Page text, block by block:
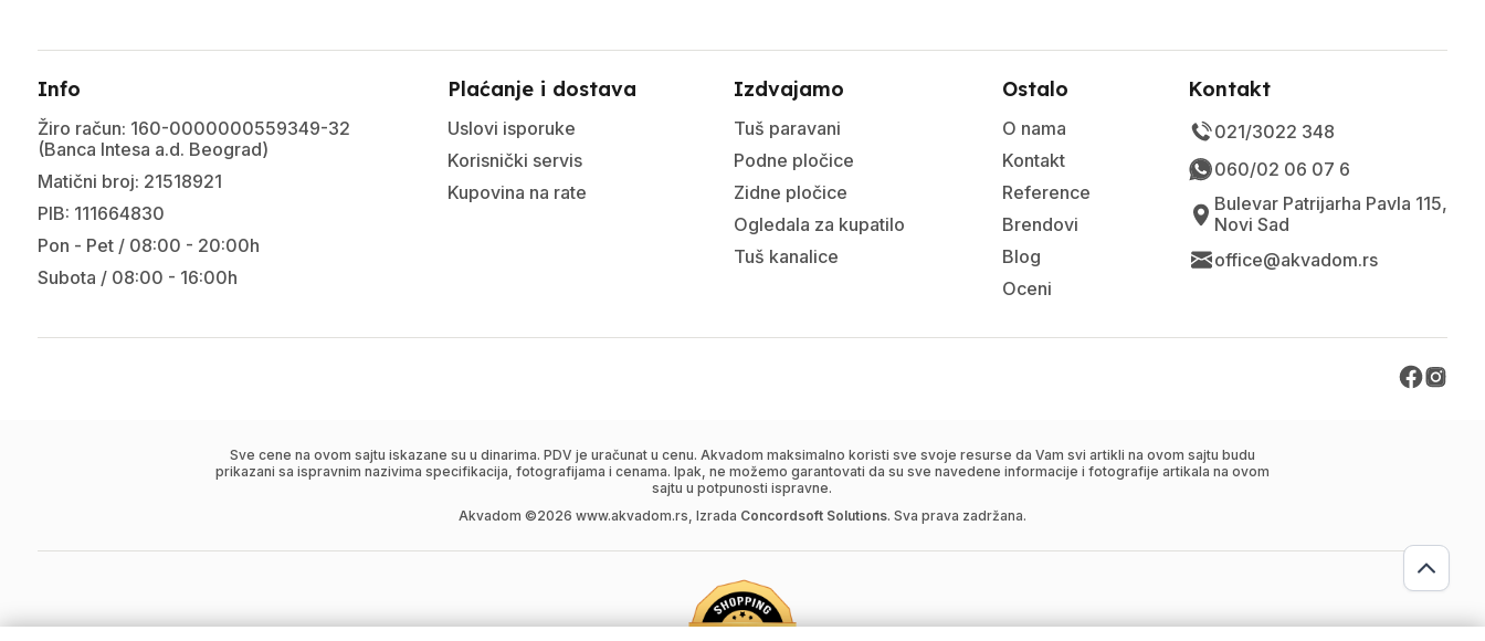
Info
Žiro račun: 160-0000000559349-32
(Banca Intesa a.d. Beograd)
Matični broj: 21518921
PIB: 111664830
Pon - Pet / 08:00 - 20:00h
Subota / 08:00 - 16:00h
Plaćanje i dostava
Uslovi isporuke
Korisnički servis
Kupovina na rate
Izdvajamo
Tuš paravani
Podne pločice
Zidne pločice
Ogledala za kupatilo
Tuš kanalice
Ostalo
O nama
Kontakt
Reference
Brendovi
Blog
Oceni
Kontakt
021/3022 348
060/02 06 07 6
Bulevar Patrijarha Pavla 115,
Novi Sad
office@akvadom.rs
Sve cene na ovom sajtu iskazane su u dinarima. PDV je uračunat u cenu. Akvadom maksimalno koristi sve svoje resurse da Vam svi artikli na ovom sajtu budu
prikazani sa ispravnim nazivima specifikacija, fotografijama i cenama. Ipak, ne možemo garantovati da su sve navedene informacije i fotografije artikala na ovom
sajtu u potpunosti ispravne.
Akvadom ©2026 www.akvadom.rs, Izrada Concordsoft Solutions. Sva prava zadržana.